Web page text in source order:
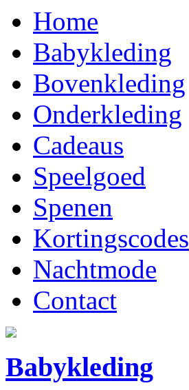
Home
Babykleding
Bovenkleding
Onderkleding
Cadeaus
Speelgoed
Spenen
Kortingscodes
Nachtmode
Contact
Babykleding